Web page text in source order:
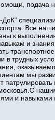
подача
Все
к
и
в трудных
мы
и навыками